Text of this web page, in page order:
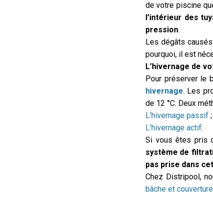
de votre piscine
l’intérieur des
pression.
Les dégâts
pourquoi, il est
L’hivernage de
Pour préserver le
hivernage. Les
de 12 °C. Deux
L’hivernage passif ;
L’hivernage actif.
Si vous êtes pris
système de
pas prise dans
Chez Distripool,
bâche et